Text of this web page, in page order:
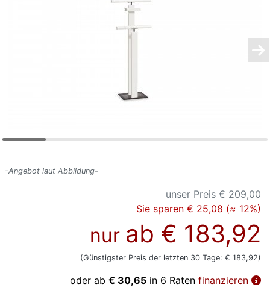
-Angebot laut Abbildung-
unser Preis € 209,00
Sie sparen € 25,08 (≈ 12%)
nur ab € 183,92
(Günstigster Preis der letzten 30 Tage: € 183,92)
oder ab € 30,65 in 6 Raten finanzieren